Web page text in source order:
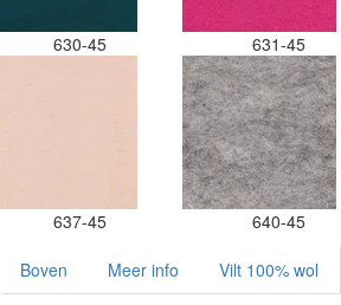
630-45 631-45
637-45 640-45
Boven Meer info Vilt 100% wol